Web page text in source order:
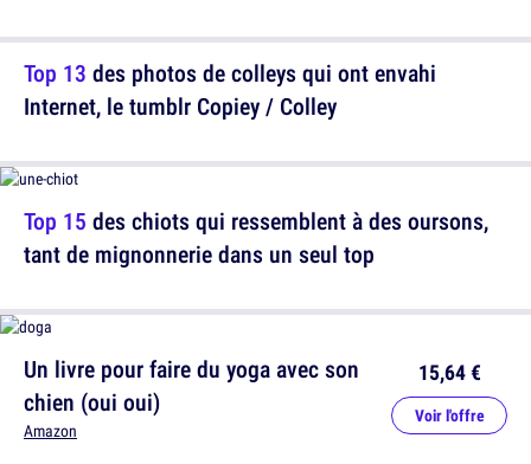
Top 15 des chiots qui ressemblent à des oursons,
tant de mignonnerie dans un seul top
Top 13 des photos de colleys qui ont envahi
Internet, le tumblr Copiey / Colley
Un livre pour faire du yoga avec son
chien (oui oui)
Amazon
15,64 €
Voir l'offre